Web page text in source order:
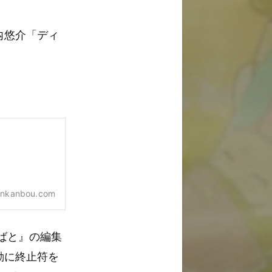
介「ディ
と』の編集
終止符を